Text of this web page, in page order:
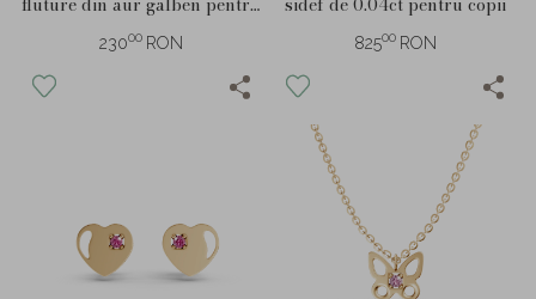
fluture din aur galben pentru
copii
23000 RON
sidef de 0.04ct pentru copii
82500 RON